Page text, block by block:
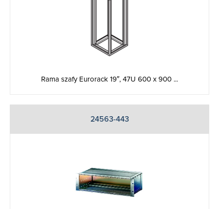
Rama szafy Eurorack 19″, 47U 600 x 900 ...
24563-443